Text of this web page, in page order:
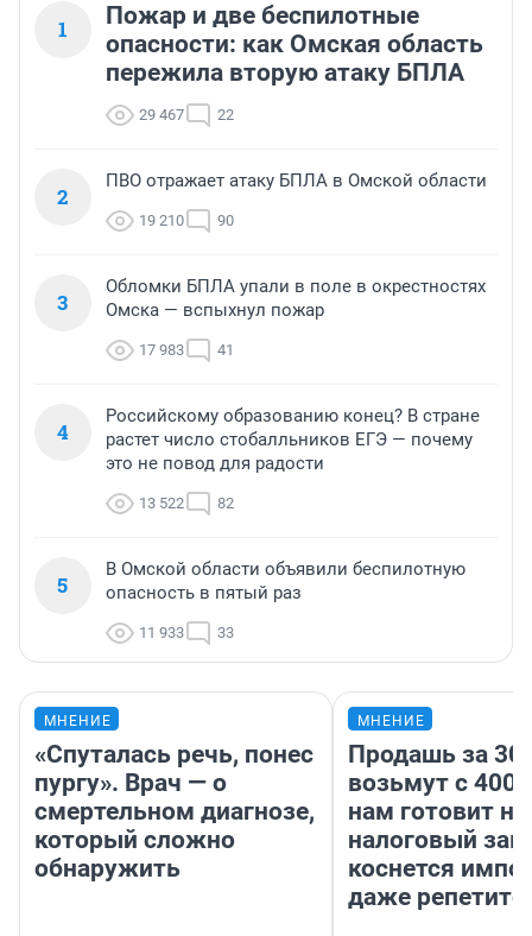
1
Пожар и две беспилотные
опасности: как Омская область
пережила вторую атаку БПЛА
29 467 22
2
ПВО отражает атаку БПЛА в Омской области
19 210 90
3
Обломки БПЛА упали в поле в окрестностях
Омска — вспыхнул пожар
17 983 41
4
Российскому образованию конец? В стране
растет число стобалльников ЕГЭ — почему
это не повод для радости
13 522 82
5
В Омской области объявили беспилотную
опасность в пятый раз
11 933 33
МНЕНИЕ
«Спуталась речь, понес
пургу». Врач — о
смертельном диагнозе,
который сложно
обнаружить
МНЕНИЕ
Продашь за
возьмут с
нам готовит
налоговый
коснется
даже